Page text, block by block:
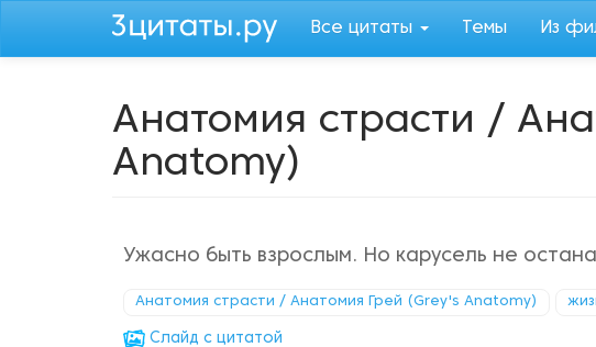
Все цитаты Темы Из
Анатомия страсти /
Anatomy)
Ужасно быть взрослым. Но карусель не
Анатомия страсти / Анатомия Грей (Grey's Anatomy)
Cлайд с цитатой